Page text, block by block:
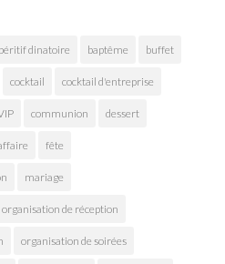
dinatoire baptême buffet
cocktail cocktail d'entreprise
communion dessert
fête
mariage
organisation de réception
organisation de soirées